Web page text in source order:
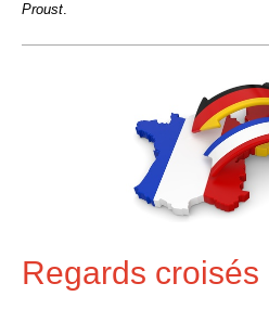
Proust.
Regards croisés